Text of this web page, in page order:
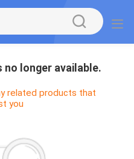
no longer available.
related products that
you